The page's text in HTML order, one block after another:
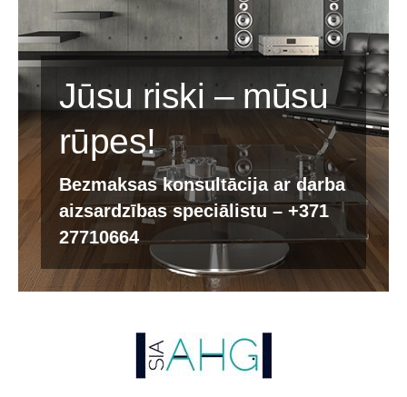
Jūsu riski – mūsu
rūpes!
Bezmaksas konsultācija ar darba
aizsardzības speciālistu – +371
27710664